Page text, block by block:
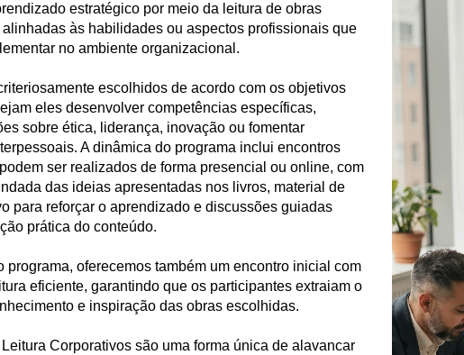
estratégico por meio da leitura de obras
às habilidades ou aspectos profissionais que
no ambiente organizacional.
escolhidos de acordo com os objetivos
eles desenvolver competências específicas,
sobre ética, liderança, inovação ou fomentar
A dinâmica do programa inclui encontros
ser realizados de forma presencial ou online, com
das ideias apresentadas nos livros, material de
para reforçar o aprendizado e discussões guiadas
prática do conteúdo.
programa, oferecemos também um encontro inicial com
eficiente, garantindo que os participantes extraiam o
e inspiração das obras escolhidas.
Corporativos são uma forma única de alavancar